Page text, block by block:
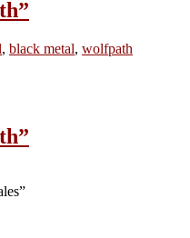
, black metal, wolfpath